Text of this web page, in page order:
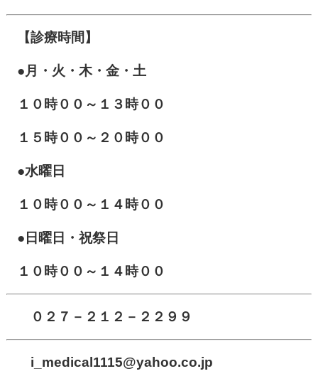
【診療時間】
●月・火・木・金・土
１０時００～１３時００
１５時００～２０時００
●水曜日
１０時００～１４時００
●日曜日・祝祭日
１０時００～１４時００
０２７－２１２－２２９９
i_medical1115@yahoo.co.jp